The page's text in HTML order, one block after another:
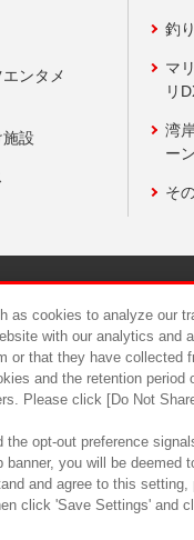
ンタメ
設
釣
マ
リ
湾
ー
そ
食品のご
as cookies to analyze our
with our analytics and
or that they have
and the retention
Please click [Do Not
the opt-out preference
you will be
and agree to this
click 'Save Settings' and